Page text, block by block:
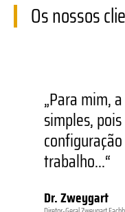
Os nossos
„Para mim,
simples,
trabalho...“
Dr. Zweygart